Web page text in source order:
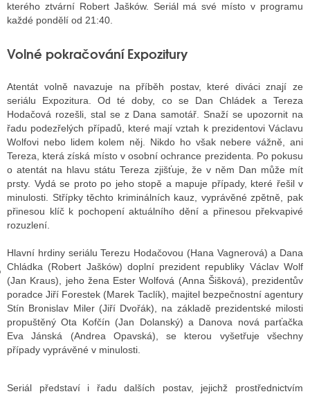
TISK
STÁT BLOGEREM
BLOGERA
DISKUTÉRA NA RADIOTV
STARŠÍCH DISKUZÍ
kterého ztvární Robert Jašków. Seriál má své místo v programu
každé pondělí od 21:40.
Volné pokračování Expozitury
Atentát volně navazuje na příběh postav, které diváci znají ze
seriálu Expozitura. Od té doby, co se Dan Chládek a Tereza
Hodačová rozešli, stal se z Dana samotář. Snaží se upozornit na
řadu podezřelých případů, které mají vztah k prezidentovi Václavu
Wolfovi nebo lidem kolem něj. Nikdo ho však nebere vážně, ani
Tereza, která získá místo v osobní ochrance prezidenta. Po pokusu
o atentát na hlavu státu Tereza zjišťuje, že v něm Dan může mít
prsty. Vydá se proto po jeho stopě a mapuje případy, které řešil v
minulosti. Střípky těchto kriminálních kauz, vyprávěné zpětně, pak
přinesou klíč k pochopení aktuálního dění a přinesou překvapivé
rozuzlení.
Hlavní hrdiny seriálu Terezu Hodačovou (Hana Vagnerová) a Dana
Chládka (Robert Jašków) doplní prezident republiky Václav Wolf
(Jan Kraus), jeho žena Ester Wolfová (Anna Šišková), prezidentův
poradce Jiří Forestek (Marek Taclík), majitel bezpečnostní agentury
Stín Bronislav Miler (Jiří Dvořák), na základě prezidentské milosti
propuštěný Ota Kofčín (Jan Dolanský) a Danova nová parťačka
Eva Jánská (Andrea Opavská), se kterou vyšetřuje všechny
případy vyprávěné v minulosti.
Seriál představí i řadu dalších postav, jejichž prostřednictvím